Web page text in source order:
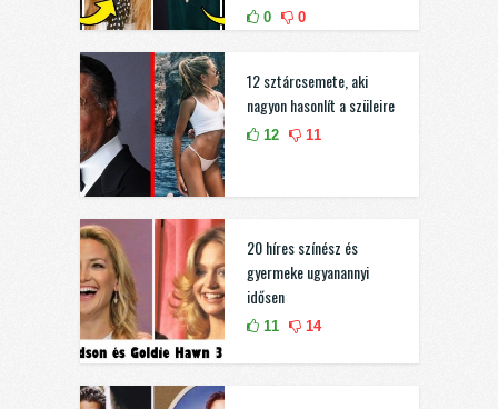
0 0
12 sztárcsemete, aki
nagyon hasonlít a szüleire
12 11
20 híres színész és
gyermeke ugyanannyi
idősen
11 14